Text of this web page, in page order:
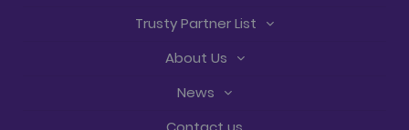
Trusty Partner List
About Us
News